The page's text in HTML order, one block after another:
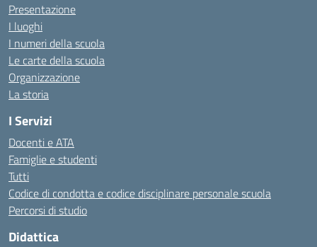
Presentazione
I luoghi
I numeri della scuola
Le carte della scuola
Organizzazione
La storia
I Servizi
Docenti e ATA
Famiglie e studenti
Tutti
Codice di condotta e codice disciplinare personale scuola
Percorsi di studio
Didattica